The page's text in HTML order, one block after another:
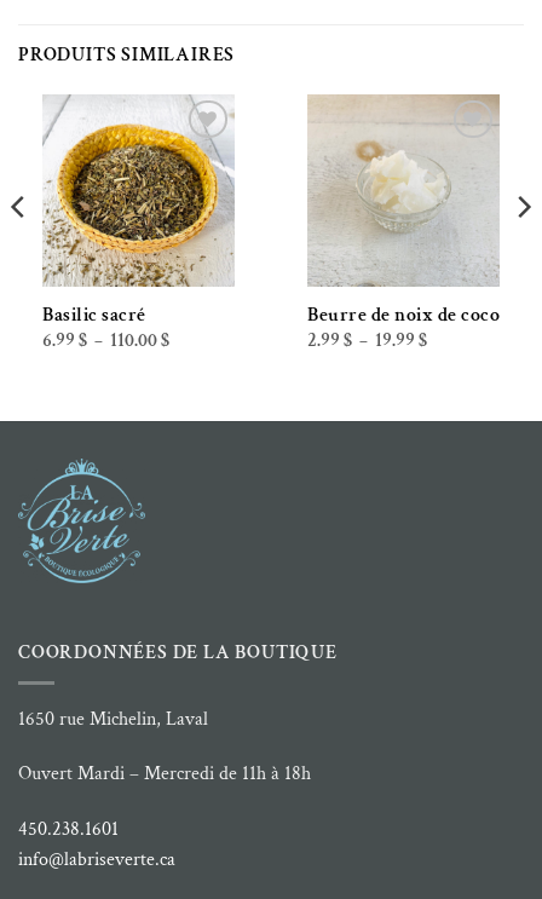
PRODUITS SIMILAIRES
Ajouter à la liste de souhaits
Basilic sacré
6.99 $ – 110.00$Plage
110.00 $
Ajouter à la liste de souhaits
Beurre de noix de coco
2.99 $ – 19.99 $Plage
19.99 $
COORDONNÉES DE LA BOUTIQUE
1650 rue Michelin, Laval
Ouvert Mardi – Mercredi de 11h à 18h
450.238.1601
info@labriseverte.ca